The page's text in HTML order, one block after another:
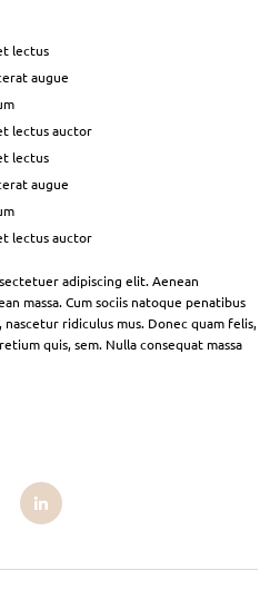
lectus
augue
lectus auctor
lectus
augue
lectus auctor
adipiscing elit. Aenean
massa. Cum sociis natoque penatibus
ridiculus mus. Donec quam felis,
quis, sem. Nulla consequat massa